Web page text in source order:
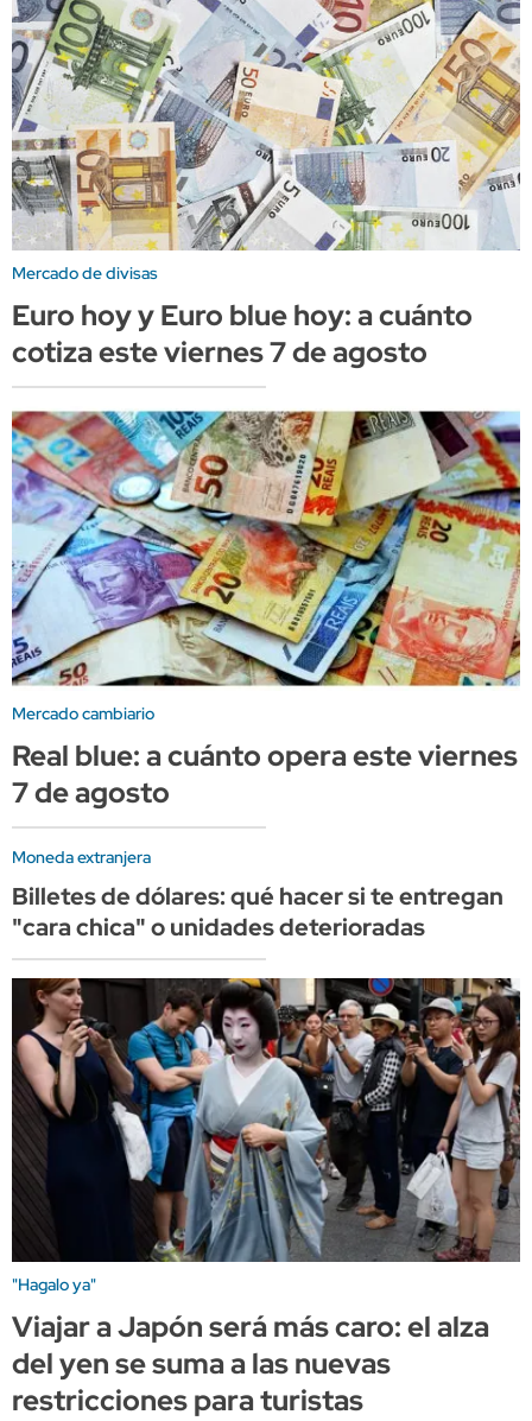
Mercado de divisas
Euro hoy y Euro blue hoy: a cuánto
cotiza este viernes 7 de agosto
Mercado cambiario
Real blue: a cuánto opera este viernes
7 de agosto
Moneda extranjera
Billetes de dólares: qué hacer si te entregan
"cara chica" o unidades deterioradas
"Hagalo ya"
Viajar a Japón será más caro: el alza
del yen se suma a las nuevas
restricciones para turistas